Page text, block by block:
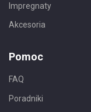
Impregnaty
Akcesoria
Pomoc
FAQ
Poradniki